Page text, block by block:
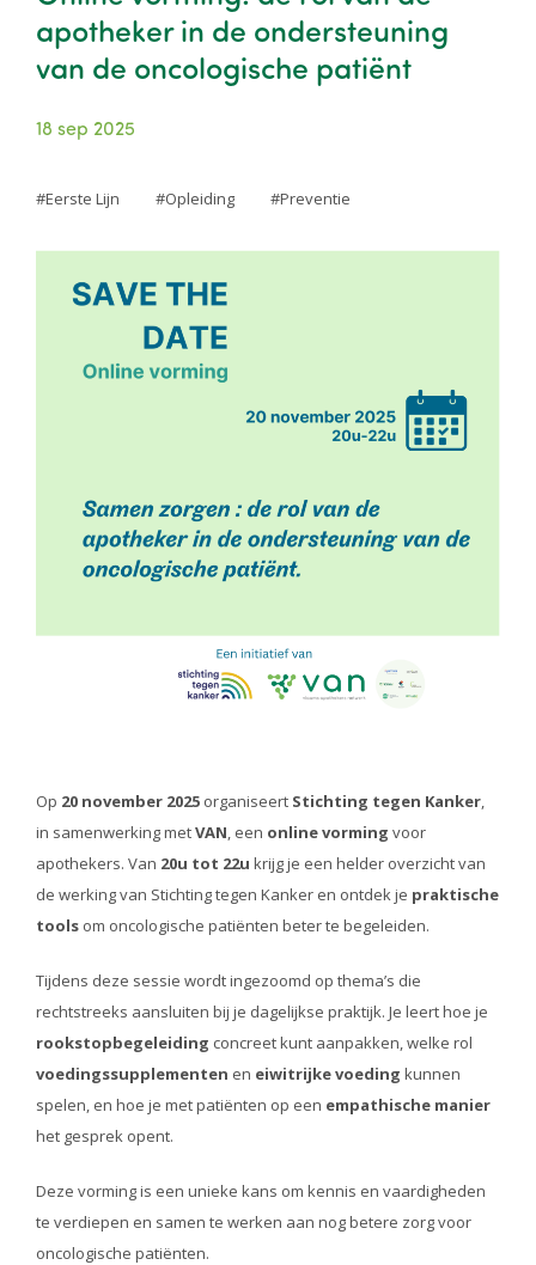
apotheker in de ondersteuning
van de oncologische patiënt
18 sep 2025
Eerste Lijn Opleiding Preventie
Op 20 november 2025 organiseert Stichting tegen Kanker,
in samenwerking metVAN, een online vorming voor
apothekers. Van 20u tot 22u krijg je een helder overzicht van
de werking van Stichting tegen Kanker en ontdek je praktische
tools om oncologische patiënten beter te begeleiden.
Tijdens deze sessie wordt ingezoomd op thema’s die
rechtstreeks aansluiten bij je dagelijkse praktijk. Je leert hoe je
rookstopbegeleiding concreet kunt aanpakken, welke rol
voedingssupplementen en eiwitrijke voeding kunnen
spelen, en hoe je met patiënten op een empathische manier
het gesprek opent.
Deze vorming is een unieke kans om kennis en vaardigheden
te verdiepen en samen te werken aan nog betere zorg voor
oncologische patiënten.